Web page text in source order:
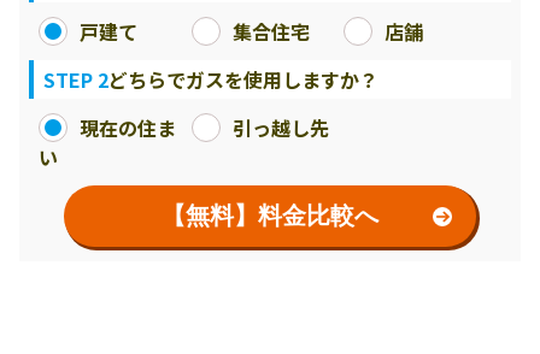
戸建て
集合住宅
店舗
STEP 2どちらでガスを使用しますか？
現在の住ま
い
引っ越し先
【無料】料金比較へ